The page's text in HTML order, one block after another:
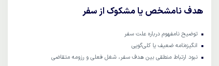
هدف نامشخص یا مشکوک از سفر
توضیح نامفهوم درباره علت سفر
انگیزه‌نامه ضعیف یا کلی‌گویی
نبود ارتباط منطقی بین هدف سفر، شغل فعلی و رزومه متقاضی